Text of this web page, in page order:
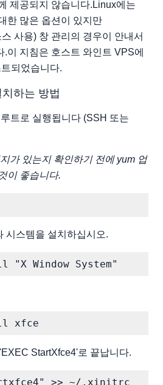
제공되지 않습니다.Linux에는
한 많은 옵션이 있지만
사용) 창 관리의 경우이 안내서
이 지침은 호스트 와인트 VPS에
되었습니다.
하는 방법
트로 실행됩니다 (SSH 또는
가 있는지 확인하기 전에 yum 업
이 좋습니다.
시스템을 설치하십시오.
StartXfce4'로 끝납니다.